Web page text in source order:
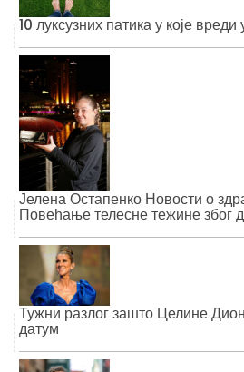
10 луксузних патика у које
Јелена Остапенко Новости о
Повећање телесне тежине због
Тужни разлог зашто Целине
датум